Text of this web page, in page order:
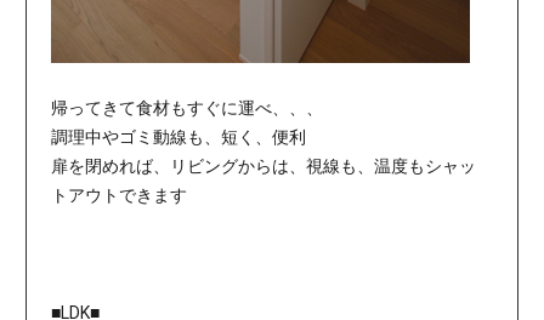
帰ってきて食材もすぐに運べ、、、
調理中やゴミ動線も、短く、便利
扉を閉めれば、リビングからは、視線も、温度もシャッ
トアウトできます
■LDK■